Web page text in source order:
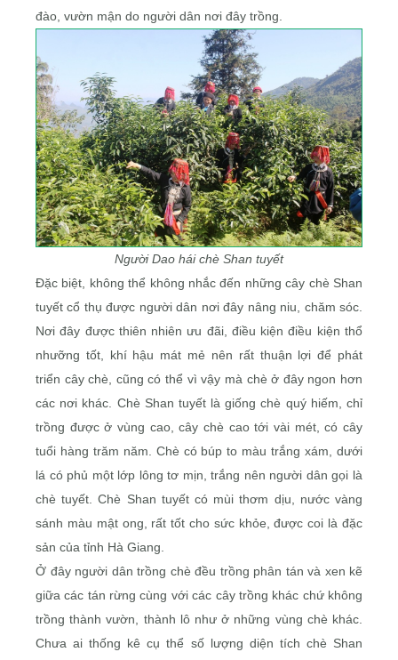
đào, vườn mận do người dân nơi đây trồng.
Người Dao hái chè Shan tuyết
Đặc biệt, không thể không nhắc đến những cây chè Shan
tuyết cổ thụ được người dân nơi đây nâng niu, chăm sóc.
Nơi đây được thiên nhiên ưu đãi, điều kiện điều kiện thổ
nhưỡng tốt, khí hậu mát mẻ nên rất thuận lợi để phát
triển cây chè, cũng có thể vì vậy mà chè ở đây ngon hơn
các nơi khác. Chè Shan tuyết là giống chè quý hiếm, chỉ
trồng được ở vùng cao, cây chè cao tới vài mét, có cây
tuổi hàng trăm năm. Chè có búp to màu trắng xám, dưới
lá có phủ một lớp lông tơ mịn, trắng nên người dân gọi là
chè tuyết. Chè Shan tuyết có mùi thơm dịu, nước vàng
sánh màu mật ong, rất tốt cho sức khỏe, được coi là đặc
sản của tỉnh Hà Giang.
Ở đây người dân trồng chè đều trồng phân tán và xen kẽ
giữa các tán rừng cùng với các cây trồng khác chứ không
trồng thành vườn, thành lô như ở những vùng chè khác.
Chưa ai thống kê cụ thể số lượng diện tích chè Shan